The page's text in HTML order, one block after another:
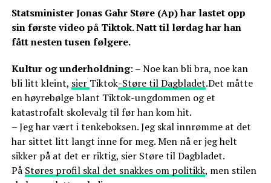
Statsminister Jonas Gahr Støre (Ap) har lastet opp
sin første video på Tiktok. Natt til lørdag har han
fått nesten tusen følgere.
Kultur og underholdning: – Noe kan bli bra, noe kan
bli litt kleint, sier Tiktok-Støre til Dagbladet.Det måtte
en høyrebølge blant Tiktok-ungdommen og et
katastrofalt skolevalg til før han kom hit.
– Jeg har vært i tenkeboksen. Jeg skal innrømme at det
har sittet litt langt inne for meg. Men nå er jeg helt
sikker på at det er riktig, sier Støre til Dagbladet.
På Støres profil skal det snakkes om politikk, men stilen